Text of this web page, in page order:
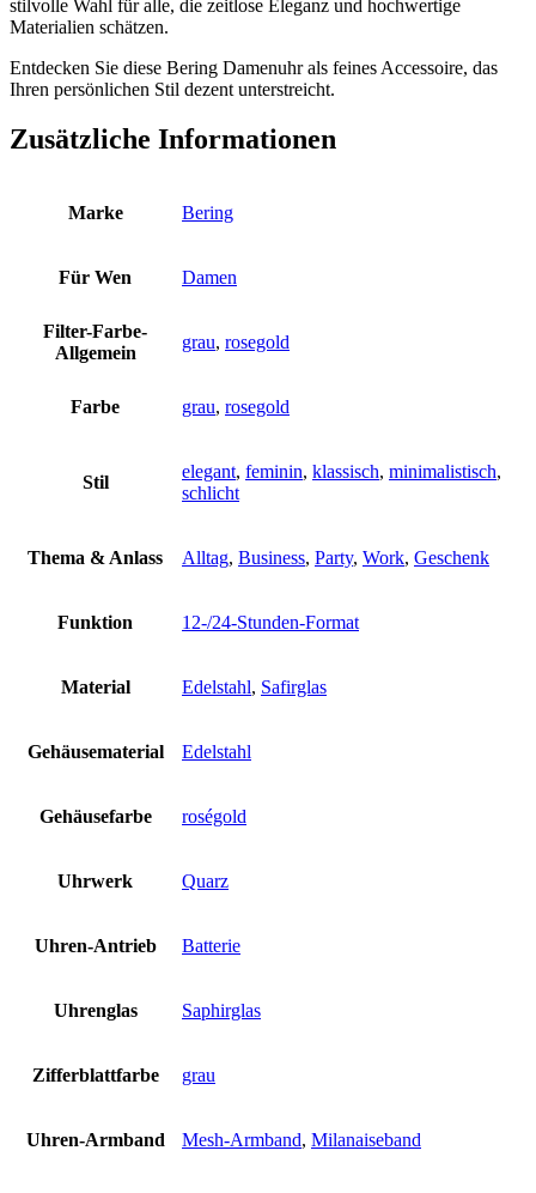
stilvolle Wahl für alle, die zeitlose Eleganz und hochwertige
Materialien schätzen.
Entdecken Sie diese Bering Damenuhr als feines Accessoire, das
Ihren persönlichen Stil dezent unterstreicht.
Zusätzliche Informationen
Marke Bering
Für Wen Damen
Filter-Farbe-
Allgemein
grau, rosegold
Farbe grau, rosegold
Stil
elegant, feminin, klassisch, minimalistisch,
schlicht
Thema & Anlass Alltag, Business, Party, Work, Geschenk
Funktion 12-/24-Stunden-Format
Material Edelstahl, Safirglas
Gehäusematerial Edelstahl
Gehäusefarbe roségold
Uhrwerk Quarz
Uhren-Antrieb Batterie
Uhrenglas Saphirglas
Zifferblattfarbe grau
Uhren-Armband Mesh-Armband, Milanaiseband